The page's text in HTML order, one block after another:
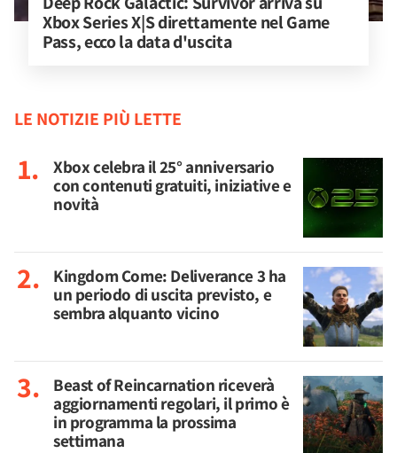
Xbox Series X|S direttamente nel Game
Pass, ecco la data d'uscita
LE NOTIZIE PIÙ LETTE
Xbox celebra il 25° anniversario
con contenuti gratuiti, iniziative e
novità
Kingdom Come: Deliverance 3 ha
un periodo di uscita previsto, e
sembra alquanto vicino
Beast of Reincarnation riceverà
aggiornamenti regolari, il primo è
in programma la prossima
settimana